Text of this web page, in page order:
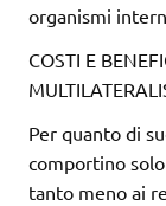
organismi
COSTI E
Per quanto di
comportino
tanto meno ai